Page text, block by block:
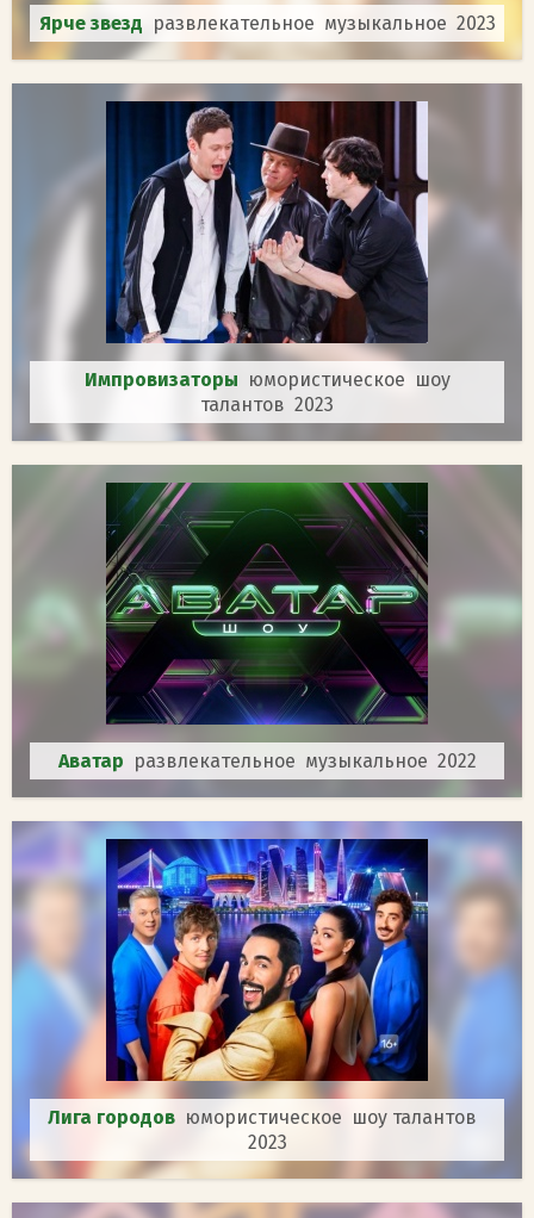
Ярче звезд развлекательное музыкальное 2023
Импровизаторы юмористическое шоу
талантов 2023
Аватар развлекательное музыкальное 2022
Лига городов юмористическое шоу талантов
2023